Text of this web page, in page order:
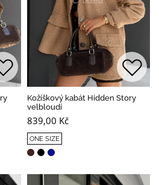
Kožíškový kabát Hidden Story
velbloudí
839,00 Kč
ONE SIZE